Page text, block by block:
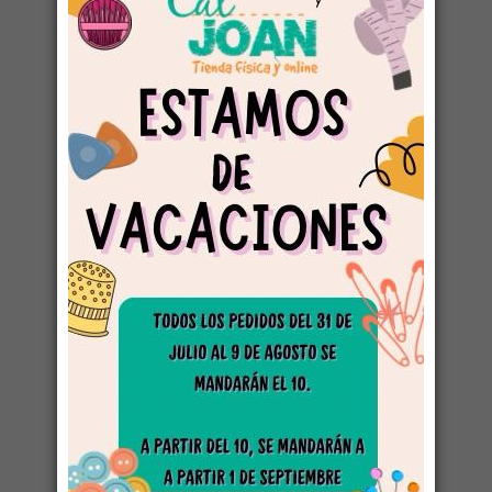
11.00 € por metro
Más
NUEVO
Doble Gasa Arco Iris fondo Blanco (Muselina)